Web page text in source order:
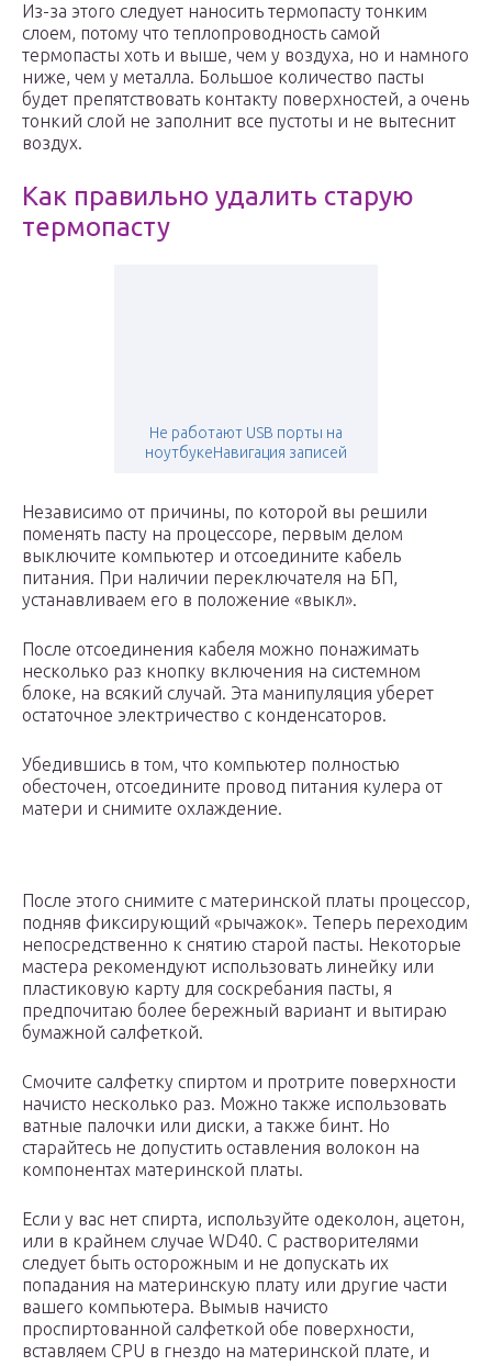
Из-за этого следует наносить термопасту тонким
слоем, потому что теплопроводность самой
термопасты хоть и выше, чем у воздуха, но и намного
ниже, чем у металла. Большое количество пасты
будет препятствовать контакту поверхностей, а очень
тонкий слой не заполнит все пустоты и не вытеснит
воздух.
Как правильно удалить старую
термопасту
Не работают USB порты на
ноутбукеНавигация записей
Независимо от причины, по которой вы решили
поменять пасту на процессоре, первым делом
выключите компьютер и отсоедините кабель
питания. При наличии переключателя на БП,
устанавливаем его в положение «выкл».
После отсоединения кабеля можно понажимать
несколько раз кнопку включения на системном
блоке, на всякий случай. Эта манипуляция уберет
остаточное электричество с конденсаторов.
Убедившись в том, что компьютер полностью
обесточен, отсоедините провод питания кулера от
матери и снимите охлаждение.
После этого снимите с материнской платы процессор,
подняв фиксирующий «рычажок». Теперь переходим
непосредственно к снятию старой пасты. Некоторые
мастера рекомендуют использовать линейку или
пластиковую карту для соскребания пасты, я
предпочитаю более бережный вариант и вытираю
бумажной салфеткой.
Смочите салфетку спиртом и протрите поверхности
начисто несколько раз. Можно также использовать
ватные палочки или диски, а также бинт. Но
старайтесь не допустить оставления волокон на
компонентах материнской платы.
Если у вас нет спирта, используйте одеколон, ацетон,
или в крайнем случае WD40. С растворителями
следует быть осторожным и не допускать их
попадания на материнскую плату или другие части
вашего компьютера. Вымыв начисто
проспиртованной салфеткой обе поверхности,
вставляем CPU в гнездо на материнской плате, и